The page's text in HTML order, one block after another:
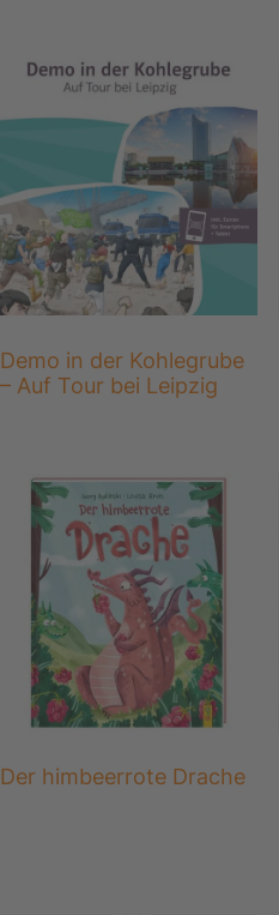
Demo in der Kohlegrube
– Auf Tour bei Leipzig
Der himbeerrote Drache